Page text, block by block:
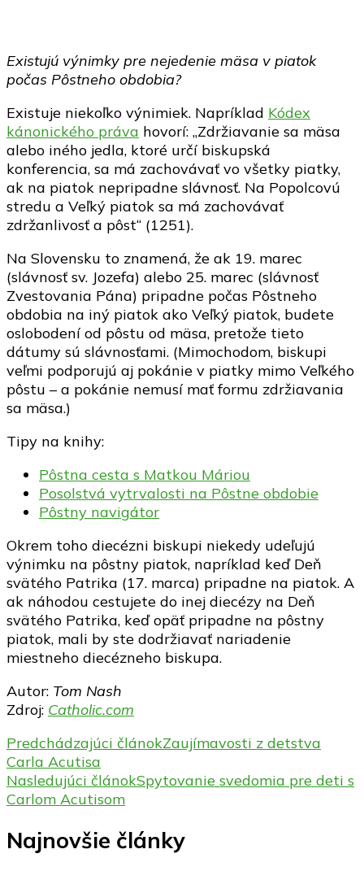
Existujú výnimky pre nejedenie mäsa v piatok
počas Pôstneho obdobia?
Existuje niekoľko výnimiek. Napríklad Kódex
kánonického práva hovorí: „Zdržiavanie sa mäsa
alebo iného jedla, ktoré určí biskupská
konferencia, sa má zachovávať vo všetky piatky,
ak na piatok nepripadne slávnosť. Na Popolcovú
stredu a Veľký piatok sa má zachovávať
zdržanlivosť a pôst“ (1251).
Na Slovensku to znamená, že ak 19. marec
(slávnosť sv. Jozefa) alebo 25. marec (slávnosť
Zvestovania Pána) pripadne počas Pôstneho
obdobia na iný piatok ako Veľký piatok, budete
oslobodení od pôstu od mäsa, pretože tieto
dátumy sú slávnosťami. (Mimochodom, biskupi
veľmi podporujú aj pokánie v piatky mimo Veľkého
pôstu – a pokánie nemusí mať formu zdržiavania
sa mäsa.)
Tipy na knihy:
Pôstna cesta s Matkou Máriou
Posolstvá vytrvalosti na Pôstne obdobie
Pôstny navigátor
Okrem toho diecézni biskupi niekedy udeľujú
výnimku na pôstny piatok, napríklad keď Deň
svätého Patrika (17. marca) pripadne na piatok. A
ak náhodou cestujete do inej diecézy na Deň
svätého Patrika, keď opäť pripadne na pôstny
piatok, mali by ste dodržiavať nariadenie
miestneho diecézneho biskupa.
Autor: Tom Nash
Zdroj: Catholic.com
Navigácia
v
článku
Predchádzajúci článokZaujímavosti z detstva
Carla Acutisa
Nasledujúci článokSpytovanie svedomia pre deti s
Carlom Acutisom
Najnovšie články